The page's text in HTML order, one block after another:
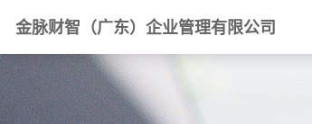
金脉财智（广东）企业管理有限公司